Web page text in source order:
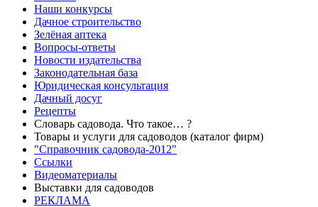
Наши конкурсы
Дачное строительство
Зелёная аптека
Вопросы-ответы
Новости издательства
Законодательная база
Юридическая консультация
Дачный досуг
Рецепты
Словарь садовода. Что такое… ?
Товары и услуги для садоводов (каталог фирм)
"Справочник садовода-2012"
Ссылки
Видеоматериалы
Выставки для садоводов
РЕКЛАМА